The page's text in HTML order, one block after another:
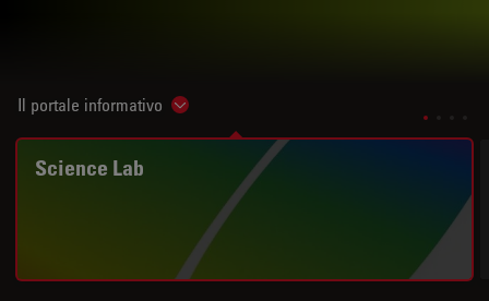
Il portale informativo Show subnavigation
Science Lab